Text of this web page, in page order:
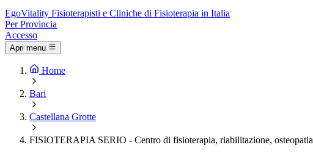
EgoVitality Fisioterapisti e Cliniche di Fisioterapia in Italia
Per Provincia
Accesso
Apri menu
Home
Bari
Castellana Grotte
FISIOTERAPIA SERIO - Centro di fisioterapia, riabilitazione, osteopatia